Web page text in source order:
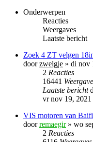
Onderwerpen
Reacties
Weergaves
Laatste bericht
Zoek 4 ZT velgen
doorzwelgje » di nov
2 Reacties
16441
Laatste bericht
vr nov 19, 2021
VIS motoren van
doorremaegir» wo
2 Reacties